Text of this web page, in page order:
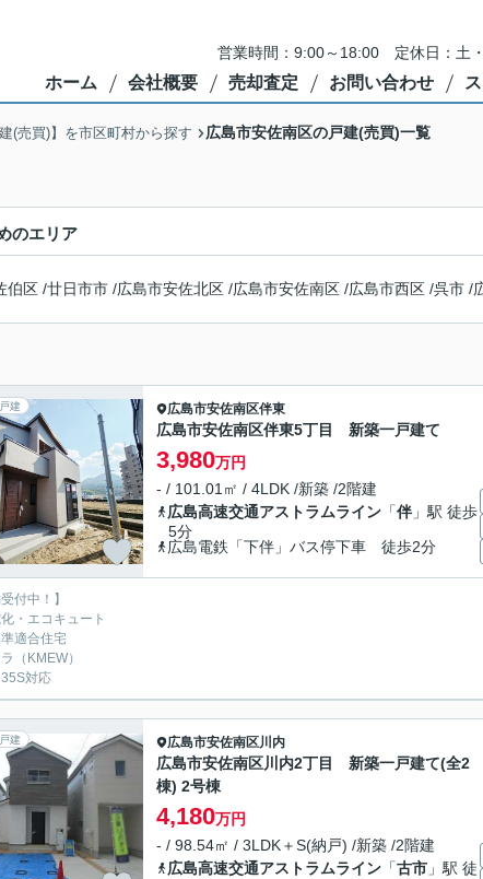
営業時間：9:00～18:00 定休日：土
ホーム 会社概要 売却査定 お問い合わせ
建(売買)】を市区町村から探す 広島市安佐南区の戸建(売買)一覧
のエリア
伯区 /廿日市市 /広島市安佐北区 /広島市安佐南区 /広島市西区 /呉市 /
建 広島市安佐南区伴東
広島市安佐南区伴東5丁目 新築一戸建て
3,980万円
- / 101.01㎡ / 4LDK /新築 /2階建
広島高速交通アストラムライン 「伴」駅 徒歩
5分
広島電鉄「下伴」バス停下車 徒歩2分
付中！】
・エコキュート
適合住宅
（KMEW）
対応
建 広島市安佐南区川内
広島市安佐南区川内2丁目 新築一戸建て(全2
棟) 2号棟
4,180万円
- / 98.54㎡ / 3LDK＋S(納戸) /新築 /2階建
広島高速交通アストラムライン 「古市 」駅 徒